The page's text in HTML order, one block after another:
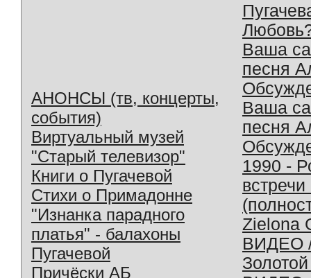
АНОНСЫ (тв, концерты,
события)
Виртуальный музей
"Старый телевизор"
Книги о Пугачевой
Стихи о Примадонне
"Изнанка парадного
платья" - балахоны
Пугачевой
Причёски АБ
Ваша
песня
Ваша
песня
1990 -
Zielona
ВИДЕО